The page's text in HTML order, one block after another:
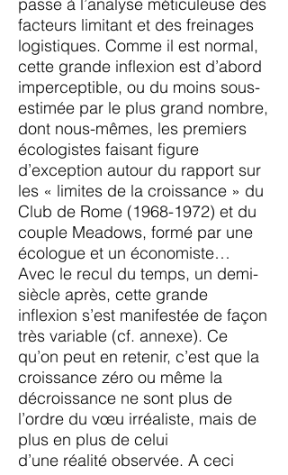
facteurs limitant et des freinages
logistiques. Comme il est normal,
cette grande inflexion est d’abord
imperceptible, ou du moins sous-
estimée par le plus grand nombre,
dont nous-mêmes, les premiers
écologistes faisant figure
d’exception autour du rapport sur
les « limites de la croissance » du
Club de Rome (1968-1972) et du
couple Meadows, formé par une
écologue et un économiste…
Avec le recul du temps, un demi-
siècle après, cette grande
inflexion s’est manifestée de façon
très variable (cf. annexe). Ce
qu’on peut en retenir, c’est que la
croissance zéro ou même la
décroissance ne sont plus de
l’ordre du vœu irréaliste, mais de
plus en plus de celui
d’une réalité observée. A ceci